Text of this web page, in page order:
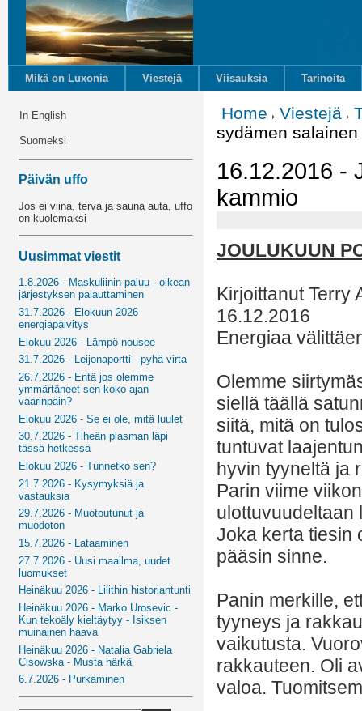
Mikä on Luxonia Viestejä Viisauksia Tarinoita
In English
Suomeksi
Päivän uffo
Jos ei viina, terva ja sauna auta, uffo
on kuolemaksi
Uusimmat viestit
1.8.2026 - Maskuliinin paluu - oikean
järjestyksen palauttaminen
31.7.2026 - Elokuun 2026
energiapäivitys
Elokuu 2026 - Lämpö nousee
31.7.2026 - Leijonaportti - pyhä virta
26.7.2026 - Entä jos olemme
ymmärtäneet sen koko ajan
väärinpäin?
Elokuu 2026 - Se ei ole, mitä luulet
30.7.2026 - Tiheän plasman läpi
tässä hetkessä
Elokuu 2026 - Tunnetko sen?
21.7.2026 - Kysymyksiä ja
vastauksia
29.7.2026 - Muotoutunut ja
muodoton
15.7.2026 - Lataaminen
27.7.2026 - Uusi maailma, uudet
luomukset
Heinäkuu 2026 - Lilithin historiantunti
Heinäkuu 2026 - Marko Urosevic -
Kun tekoäly kieltäytyy - Isiksen
muinainen haava
Heinäkuu 2026 - Natalia Gabriela
Cisowska - Musta härkä
6.7.2026 - Purkaminen
Home Viestejä
sydämen
16.12.2016 -
kammio
JOULUKUUN
Kirjoittanut Terry
16.12.2016
Energiaa
Olemme
siellä täällä
siitä, mitä on
tuntuvat
hyvin tyyneltä ja
Parin viime
ulottuvuudeltaan
Joka kerta tiesin
pääsin sinne.
Panin merkille,
tyyneys ja
vaikutusta.
rakkauteen. Oli
valoa.